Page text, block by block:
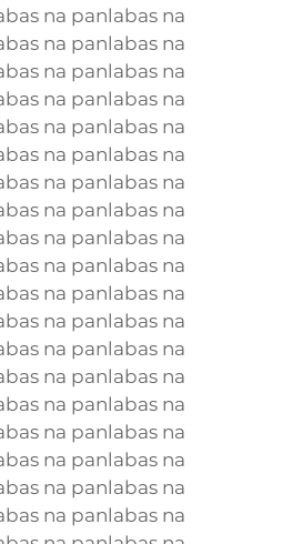
na panlabas na
na panlabas na
na panlabas na
na panlabas na
na panlabas na
na panlabas na
na panlabas na
na panlabas na
na panlabas na
na panlabas na
na panlabas na
na panlabas na
na panlabas na
na panlabas na
na panlabas na
na panlabas na
na panlabas na
na panlabas na
na panlabas na